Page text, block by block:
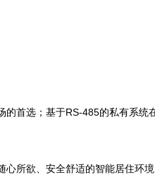
首选；基于RS-485的私有系统
所欲、安全舒适的智能居住环